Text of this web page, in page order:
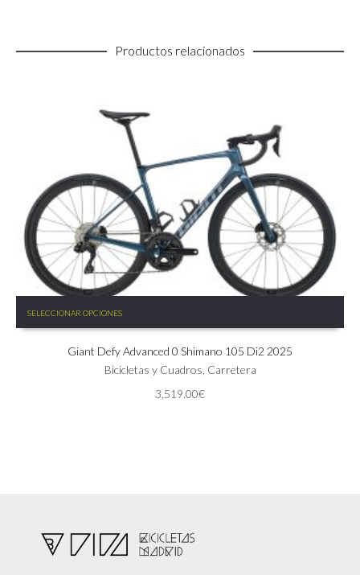
Productos relacionados
SELECCIONAR OPCIONES
producto
tiene
Giant Defy Advanced 0 Shimano 105 Di2 2025
Bicicletas y Cuadros Carretera
3,519.00€